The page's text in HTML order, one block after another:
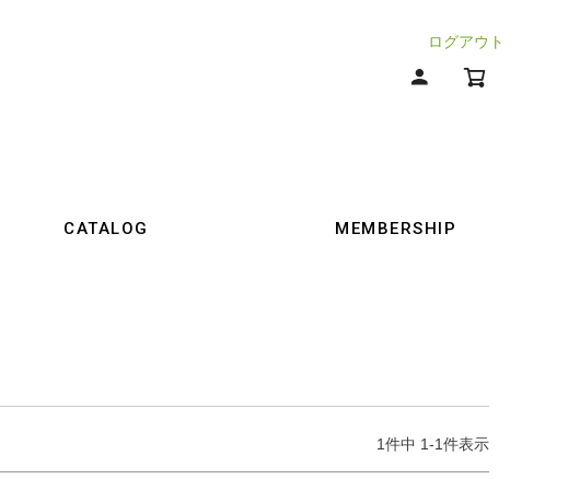
ログアウト
CATALOG MEMBERSHIP
1件中 1-1件表示